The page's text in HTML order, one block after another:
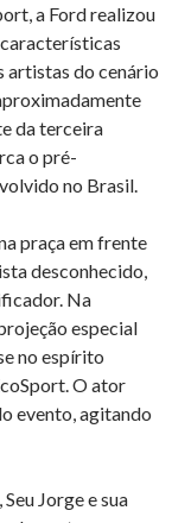
a Ford realizou
características
artistas do cenário
da terceira
o pré-
no Brasil.
praça em frente
desconhecido,
Na
especial
no espírito
O ator
evento, agitando
Jorge e sua